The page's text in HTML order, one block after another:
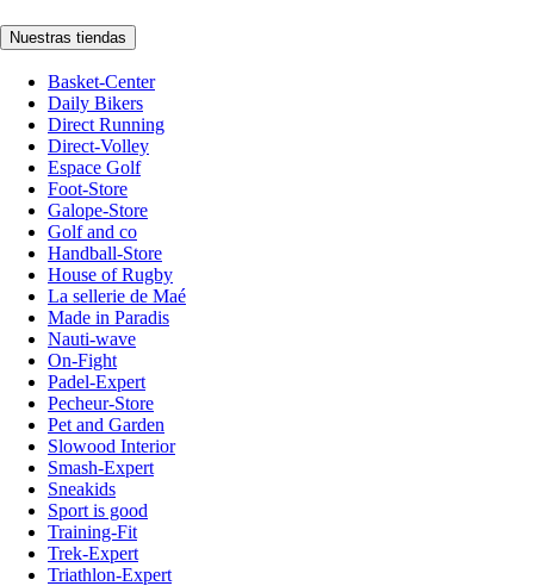
Nuestras tiendas
Basket-Center
Daily Bikers
Direct Running
Direct-Volley
Espace Golf
Foot-Store
Galope-Store
Golf and co
Handball-Store
House of Rugby
La sellerie de Maé
Made in Paradis
Nauti-wave
On-Fight
Padel-Expert
Pecheur-Store
Pet and Garden
Slowood Interior
Smash-Expert
Sneakids
Sport is good
Training-Fit
Trek-Expert
Triathlon-Expert